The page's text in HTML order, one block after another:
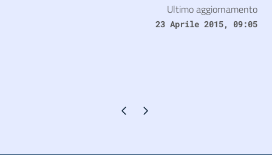
Ultimo aggiornamento
23 Aprile 2015, 09:05
Pagina precedente
Pagina successiva